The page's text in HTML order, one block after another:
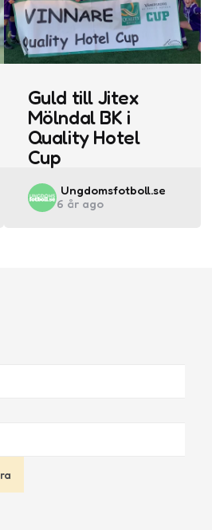
Guld till Jitex
Mölndal BK i
Quality Hotel
Cup
Posted
by
Ungdomsfotboll.se
6 år ago